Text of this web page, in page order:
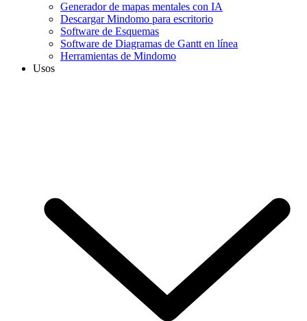
Generador de mapas mentales con IA
Descargar Mindomo para escritorio
Software de Esquemas
Software de Diagramas de Gantt en línea
Herramientas de Mindomo
Usos